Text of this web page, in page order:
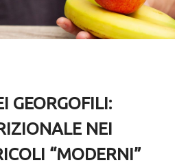
GEORGOFILI:
NEI
“MODERNI”